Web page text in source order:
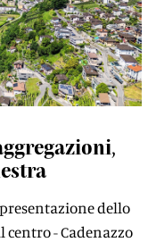
dello
centro - Cadenazzo